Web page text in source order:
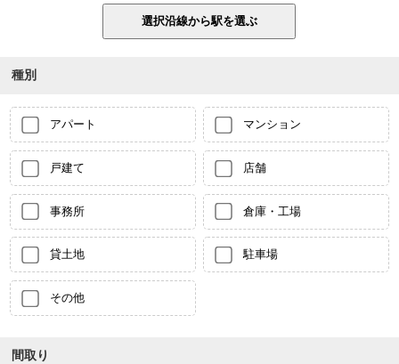
種別
アパート マンション
戸建て 店舗
事務所 倉庫・工場
貸土地 駐車場
その他
間取り